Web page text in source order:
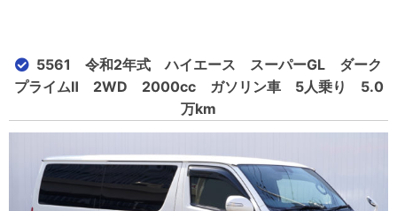
5561 令和2年式 ハイエース スーパーGL ダーク
プライムⅡ 2WD 2000cc ガソリン車 5人乗り 5.0
万km